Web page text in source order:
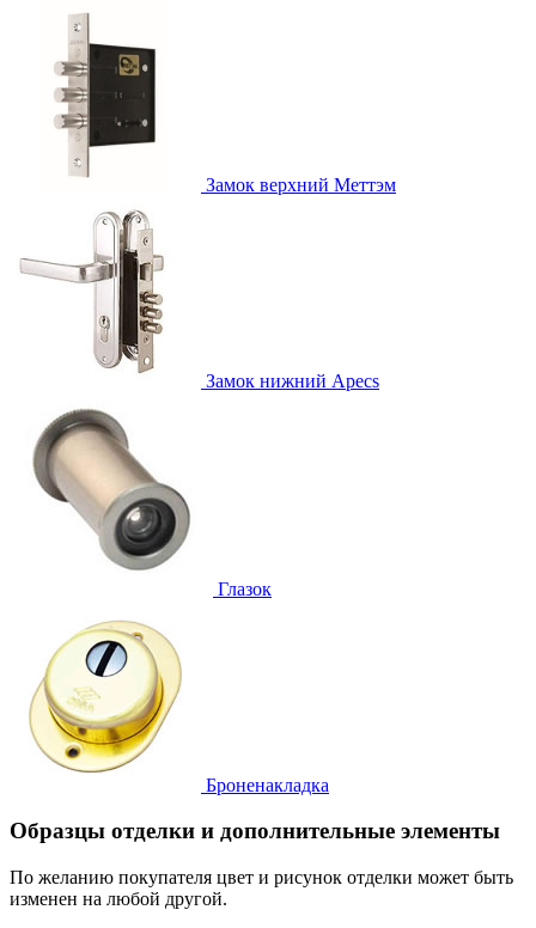
Замок верхний Меттэм
Замок нижний Apecs
Глазок
Броненакладка
Образцы отделки и дополнительные элементы
По желанию покупателя цвет и рисунок отделки может быть
изменен на любой другой.